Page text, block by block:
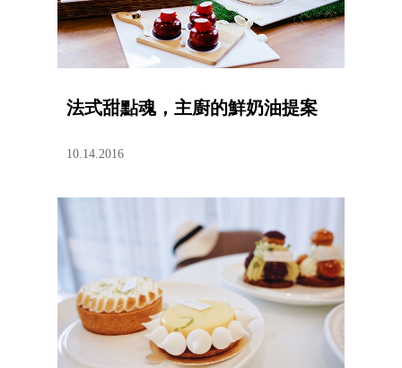
法式甜點魂，主廚的鮮奶油提案
10.14.2016